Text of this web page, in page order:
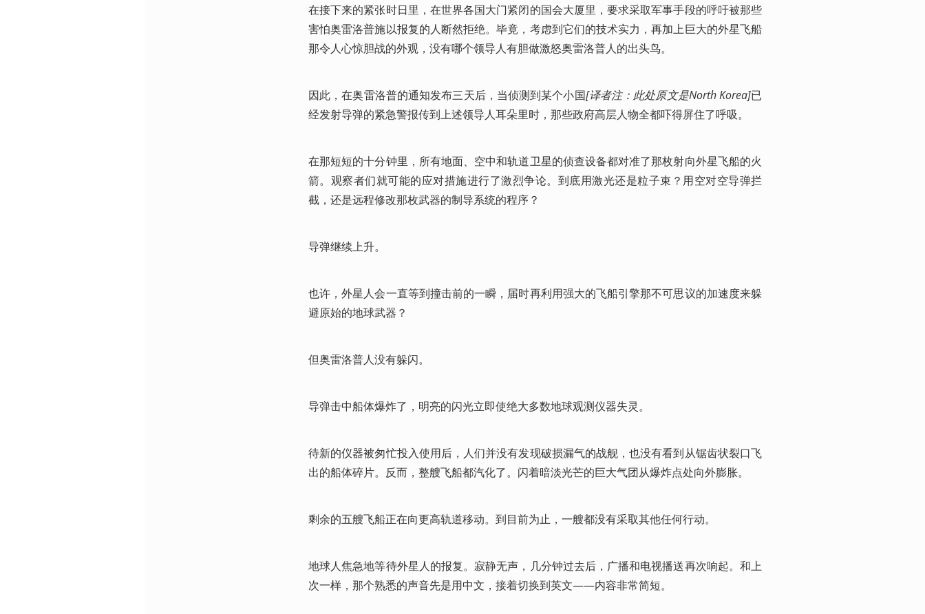
在接下来的紧张时日里，在世界各国大门紧闭的国会大厦里，要求采取军事手段的呼吁被那些
害怕奥雷洛普施以报复的人断然拒绝。毕竟，考虑到它们的技术实力，再加上巨大的外星飞船
那令人心惊胆战的外观，没有哪个领导人有胆做激怒奥雷洛普人的出头鸟。
因此，在奥雷洛普的通知发布三天后，当侦测到某个小国[译者注：此处原文是North Korea]已
经发射导弹的紧急警报传到上述领导人耳朵里时，那些政府高层人物全都吓得屏住了呼吸。
在那短短的十分钟里，所有地面、空中和轨道卫星的侦查设备都对准了那枚射向外星飞船的火
箭。观察者们就可能的应对措施进行了激烈争论。到底用激光还是粒子束？用空对空导弹拦
截，还是远程修改那枚武器的制导系统的程序？
导弹继续上升。
也许，外星人会一直等到撞击前的一瞬，届时再利用强大的飞船引擎那不可思议的加速度来躲
避原始的地球武器？
但奥雷洛普人没有躲闪。
导弹击中船体爆炸了，明亮的闪光立即使绝大多数地球观测仪器失灵。
待新的仪器被匆忙投入使用后，人们并没有发现破损漏气的战舰，也没有看到从锯齿状裂口飞
出的船体碎片。反而，整艘飞船都汽化了。闪着暗淡光芒的巨大气团从爆炸点处向外膨胀。
剩余的五艘飞船正在向更高轨道移动。到目前为止，一艘都没有采取其他任何行动。
地球人焦急地等待外星人的报复。寂静无声，几分钟过去后，广播和电视播送再次响起。和上
次一样，那个熟悉的声音先是用中文，接着切换到英文——内容非常简短。